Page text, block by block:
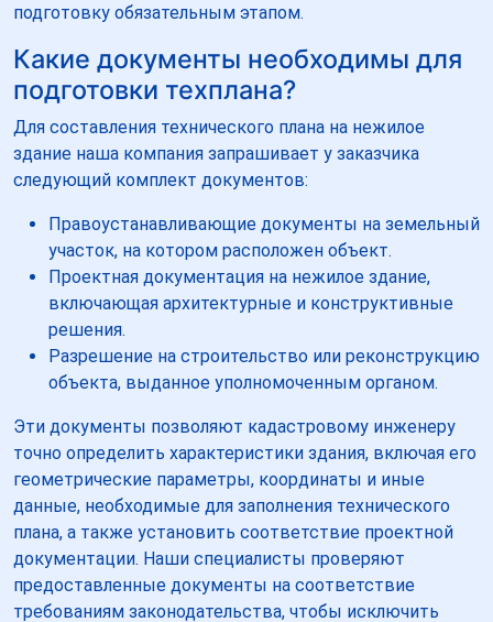
подготовку обязательным этапом.
Какие документы необходимы для
подготовки техплана?
Для составления технического плана на нежилое
здание наша компания запрашивает у заказчика
следующий комплект документов:
Правоустанавливающие документы на земельный
участок, на котором расположен объект.
Проектная документация на нежилое здание,
включающая архитектурные и конструктивные
решения.
Разрешение на строительство или реконструкцию
объекта, выданное уполномоченным органом.
Эти документы позволяют кадастровому инженеру
точно определить характеристики здания, включая его
геометрические параметры, координаты и иные
данные, необходимые для заполнения технического
плана, а также установить соответствие проектной
документации. Наши специалисты проверяют
предоставленные документы на соответствие
требованиям законодательства, чтобы исключить